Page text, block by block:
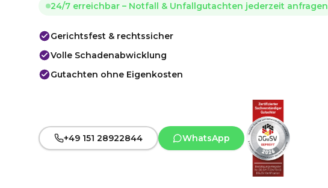
24/7 erreichbar – Notfall & Unfallgutachten jederzeit anfragen
Gerichtsfest & rechtssicher
Volle Schadenabwicklung
Gutachten ohne Eigenkosten
+49 151 28922844 WhatsApp